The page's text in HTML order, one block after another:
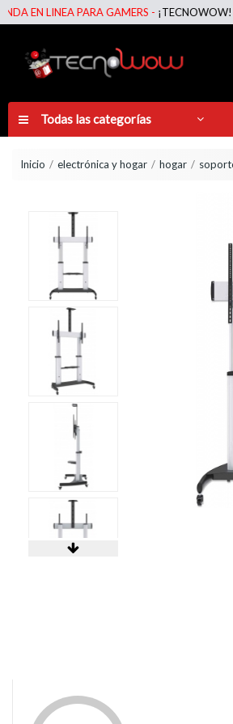
LINEA PARA GAMERS -¡TECNOWOW! LA
Todas las categorías
Inicio electrónica y hogar hogar